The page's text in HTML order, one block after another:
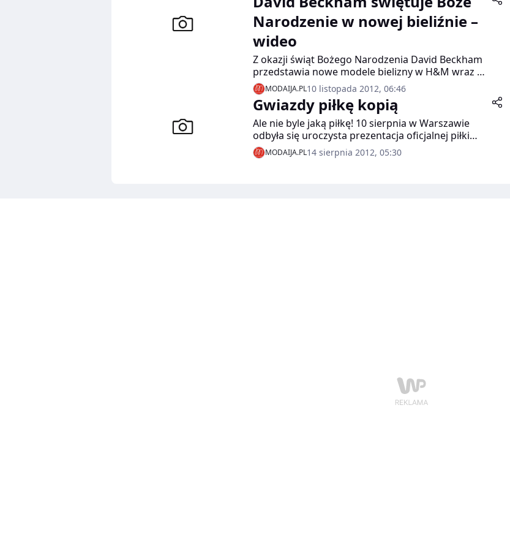
Narodzenie w nowej bieliźnie –
wideo
Z okazji świąt Bożego Narodzenia David Beckham
przedstawia nowe modele bielizny w H&M wraz z
nowymi zdjęciami kampanii.
MODAIJA.PL10 listopada 2012, 06:46
Gwiazdy piłkę kopią
Ale nie byle jaką piłkę! 10 sierpnia w Warszawie
odbyła się uroczysta prezentacja oficjalnej piłki
naszej Ekstraklasy! Piłki kultowej marki PUMA.
MODAIJA.PL14 sierpnia 2012, 05:30